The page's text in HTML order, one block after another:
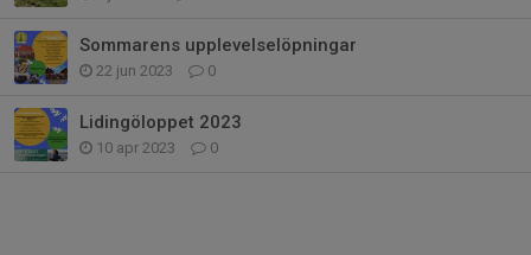
Sommarens upplevelselöpningar
22 jun 2023 0
Lidingöloppet 2023
10 apr 2023 0